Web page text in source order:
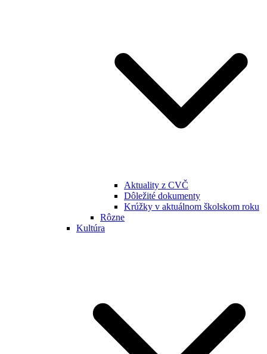
Aktuality z CVČ
Dôležité dokumenty
Krúžky v aktuálnom školskom roku
Rôzne
Kultúra